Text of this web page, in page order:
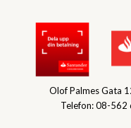
Olof Palmes Gata
Telefon: 08-562